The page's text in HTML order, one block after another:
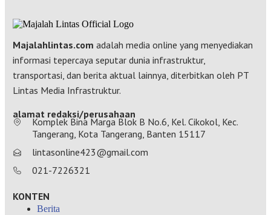
Majalahlintas.com adalah media online yang menyediakan
informasi tepercaya seputar dunia infrastruktur,
transportasi, dan berita aktual lainnya, diterbitkan oleh PT
Lintas Media Infrastruktur.
alamat redaksi/perusahaan
Komplek Bina Marga Blok B No.6, Kel. Cikokol, Kec.
Tangerang, Kota Tangerang, Banten 15117
lintasonline423@gmail.com
021-7226321
KONTEN
Berita